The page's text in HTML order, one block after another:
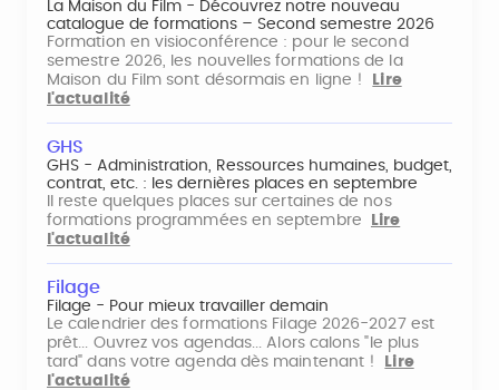
La Maison du Film - Découvrez notre nouveau
catalogue de formations – Second semestre 2026
Formation en visioconférence : pour le second
semestre 2026, les nouvelles formations de la
Maison du Film sont désormais en ligne !
Lire
l'actualité
GHS
GHS - Administration, Ressources humaines, budget,
contrat, etc. : les dernières places en septembre
Il reste quelques places sur certaines de nos
formations programmées en septembre
Lire
l'actualité
Filage
Filage - Pour mieux travailler demain
Le calendrier des formations Filage 2026-2027 est
prêt... Ouvrez vos agendas... Alors calons "le plus
tard" dans votre agenda dès maintenant !
Lire
l'actualité